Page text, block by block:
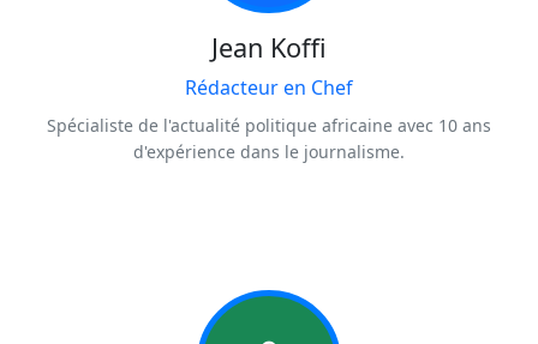
Jean Koffi
Rédacteur en Chef
Spécialiste de l'actualité politique africaine avec 10 ans
d'expérience dans le journalisme.